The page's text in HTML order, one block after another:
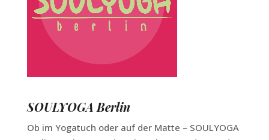
SOULYOGA Berlin
Ob im Yogatuch oder auf der Matte – SOULYOGA